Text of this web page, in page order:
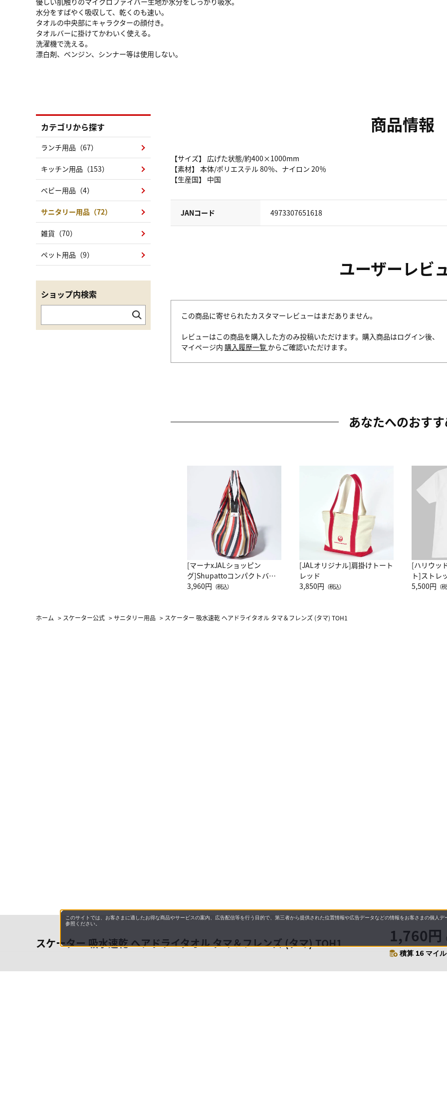
スケーター 吸水速乾 ヘアドライタオル タマ＆フレンズ (タマ) TOH1 1,760円
積算 16 マイ
水分をすばやく吸収して、乾くのも速い。
タオルの中央部にキャラクターの顔付き。
タオルバーに掛けてかわいく使える。
洗濯機で洗える。
漂白剤、ベンジン、シンナー等は使用しない。
商品情報
【サイズ】 広げた状態/約400×1000mm
【素材】 本体/ポリエステル 80％、ナイロン 20％
【生産国】 中国
JANコード 4973307651618
ユーザーレビ
この商品に寄せられたカスタマーレビューはまだありません。
レビューはこの商品を購入した方のみ投稿いただけます。購入商品はログイン後、
マイページ内 購入履歴一覧 からご確認いただけます。
あなたへのおす
[マーナxJALショッピン
グ]Shupattoコンパクトバッ
グ Drop JAL客室乗務員
3,960円 （税込）
[JALオリジナル]肩掛けトート
レッド
3,850円 （税込）
[ハリウッ
ト]ストレ
ーネック
5,500円 （
カテゴリから探す
ランチ用品（67）
キッチン用品（153）
ベビー用品（4）
サニタリー用品（72）
雑貨（70）
ペット用品（9）
ショップ内検索
ホーム > スケーター公式 >サニタリー用品 > スケーター 吸水速乾 ヘアドライタオル タマ＆フレンズ (タマ) TOH1
このサイトでは、お客さまに適したお得な商品やサービスの案内、広告配信等を行う目的で、第三者から提供された位置情報や広告データなどの情報をお客さまの個人
参照ください。